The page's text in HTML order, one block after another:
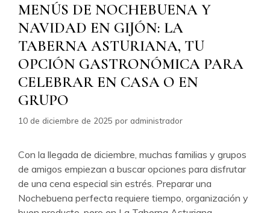
MENÚS DE NOCHEBUENA Y
NAVIDAD EN GIJÓN: LA
TABERNA ASTURIANA, TU
OPCIÓN GASTRONÓMICA PARA
CELEBRAR EN CASA O EN
GRUPO
10 de diciembre de 2025 por administrador
Con la llegada de diciembre, muchas familias y grupos
de amigos empiezan a buscar opciones para disfrutar
de una cena especial sin estrés. Preparar una
Nochebuena perfecta requiere tiempo, organización y